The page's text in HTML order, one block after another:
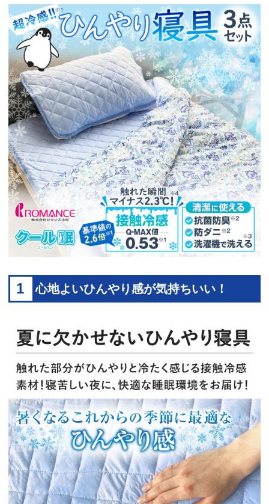
1 心地よいひんやり感が気持ちいい！